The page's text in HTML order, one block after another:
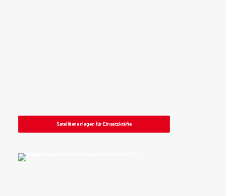
Satellitenanlagen für Einsatzkräfte